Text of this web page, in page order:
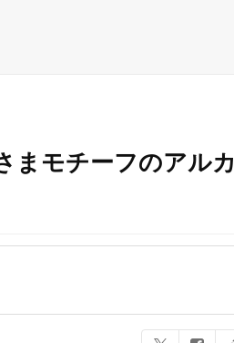
まモチーフのアルカ